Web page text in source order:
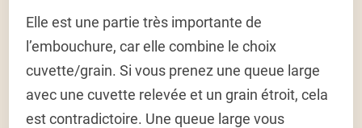
Elle est une partie très importante de
l’embouchure, car elle combine le choix
cuvette/grain. Si vous prenez une queue large
avec une cuvette relevée et un grain étroit, cela
est contradictoire. Une queue large vous